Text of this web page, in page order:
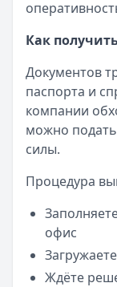
Читать новость
Все новости
Как
Документов
паспорта и
компании
можно
силы.
Процедура
офис
Ждёте